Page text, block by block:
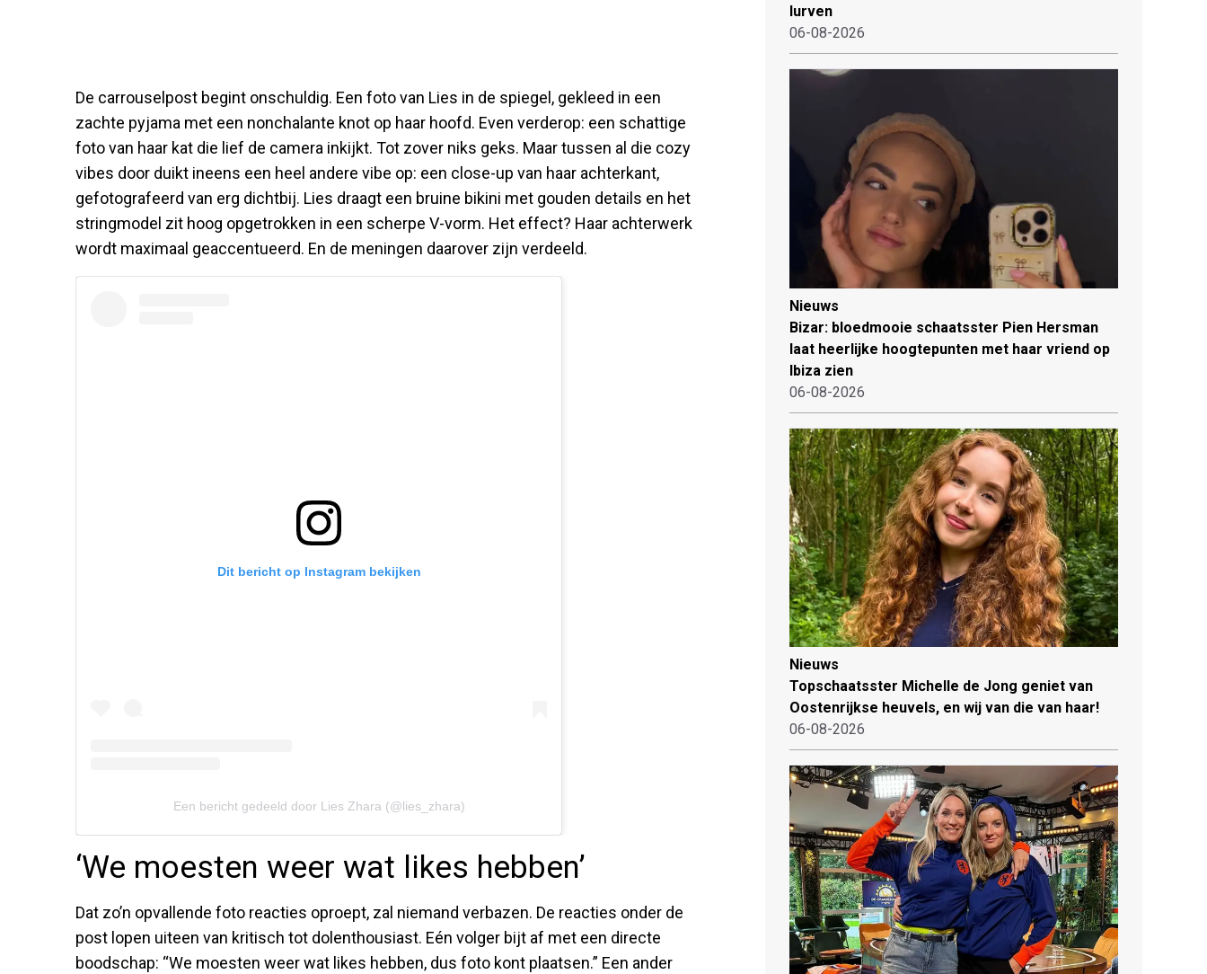
De carrouselpost begint onschuldig. Een foto van Lies in de spiegel, gekleed in een
zachte pyjama met een nonchalante knot op haar hoofd. Even verderop: een schattige
foto van haar kat die lief de camera inkijkt. Tot zover niks geks. Maar tussen al die cozy
vibes door duikt ineens een heel andere vibe op: een close-up van haar achterkant,
gefotografeerd van erg dichtbij. Lies draagt een bruine bikini met gouden details en het
stringmodel zit hoog opgetrokken in een scherpe V-vorm. Het effect? Haar achterwerk
wordt maximaal geaccentueerd. En de meningen daarover zijn verdeeld.
Dit bericht op Instagram bekijken
Een bericht gedeeld door Lies Zhara (@lies_zhara)
‘We moesten weer wat likes hebben’
Dat zo’n opvallende foto reacties oproept, zal niemand verbazen. De reacties onder de
post lopen uiteen van kritisch tot dolenthousiast. Eén volger bijt af met een directe
boodschap: “We moesten weer wat likes hebben, dus foto kont plaatsen.” Een ander
lurven
06-08-2026
Nieuws
Bizar: bloedmooie schaatsster Pien Hersman
laat heerlijke hoogtepunten met haar vriend op
Ibiza zien
06-08-2026
Nieuws
Topschaatsster Michelle de Jong geniet van
Oostenrijkse heuvels, en wij van die van haar!
06-08-2026